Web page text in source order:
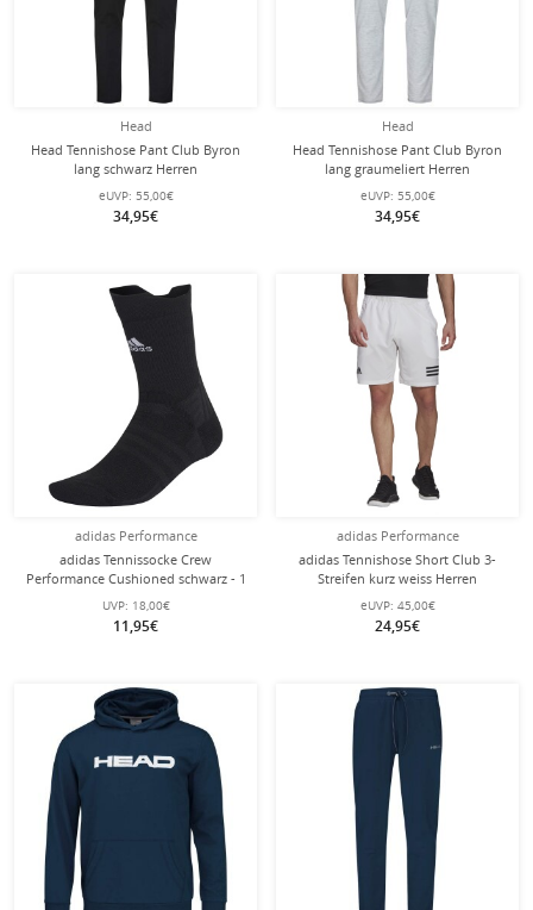
Head
Head Tennishose Pant Club Byron
lang schwarz Herren
eUVP: 55,00€
34,95€
Head
Head Tennishose Pant Club Byron
lang graumeliert Herren
eUVP: 55,00€
34,95€
adidas Performance
adidas Tennissocke Crew
Performance Cushioned schwarz - 1
Paar
UVP: 18,00€
11,95€
adidas Performance
adidas Tennishose Short Club 3-
Streifen kurz weiss Herren
eUVP: 45,00€
24,95€